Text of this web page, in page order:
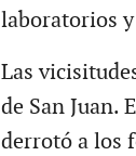
laboratorios
Las
de San Juan.
derrotó a los